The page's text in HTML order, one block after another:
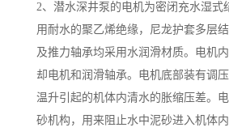
2、潜水深井泵的电机为密闭充水湿式
用耐水的聚乙烯绝缘，尼龙护套多层
及推力轴承均采用水润滑材质。电机
却电机和润滑轴承。电机底部装有调
温升引起的机体内清水的胀缩压差。
砂机构，用来阻止水中泥砂进入机体内